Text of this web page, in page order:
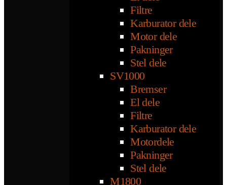
Filtre
Karburator dele
Motor dele
Pakninger
Stel dele
SV1000
Bremser
El dele
Filtre
Karburator dele
Motordele
Pakninger
Stel dele
M1800